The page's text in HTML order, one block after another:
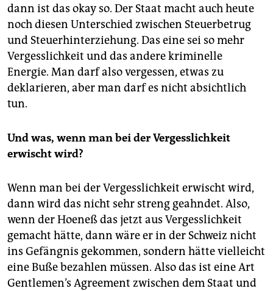
dann ist das okay so. Der Staat macht auch heute
noch diesen Unterschied zwischen Steuerbetrug
und Steuerhinterziehung. Das eine sei so mehr
Vergesslichkeit und das andere kriminelle
Energie. Man darf also vergessen, etwas zu
deklarieren, aber man darf es nicht absichtlich
tun.
Und was, wenn man bei der Vergesslichkeit
erwischt wird?
Wenn man bei der Vergesslichkeit erwischt wird,
dann wird das nicht sehr streng geahndet. Also,
wenn der Hoeneß das jetzt aus Vergesslichkeit
gemacht hätte, dann wäre er in der Schweiz nicht
ins Gefängnis gekommen, sondern hätte vielleicht
eine Buße bezahlen müssen. Also das ist eine Art
Gentlemen’s Agreement zwischen dem Staat und